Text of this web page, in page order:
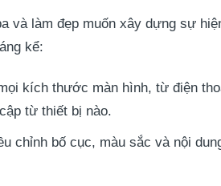
và làm đẹp muốn xây dựng sự
kể:
kích thước màn hình, từ điện
từ thiết bị nào.
chỉnh bố cục, màu sắc và nội